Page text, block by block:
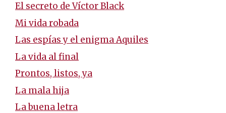
El secreto de Víctor Black
Mi vida robada
Las espías y el enigma Aquiles
La vida al final
Prontos, listos, ya
La mala hija
La buena letra